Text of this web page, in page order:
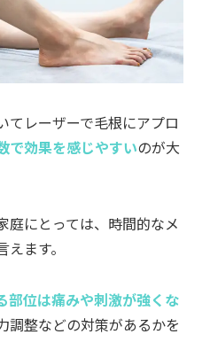
てレーザーで毛根にアプロ
で効果を感じやすいのが大
庭にとっては、時間的なメ
ます。
部位は痛みや刺激が強くな
調整などの対策があるかを